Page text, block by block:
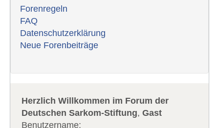
Forenregeln
FAQ
Datenschutzerklärung
Neue Forenbeiträge
Herzlich Willkommen im Forum der
Deutschen Sarkom-Stiftung,Gast
Benutzername: